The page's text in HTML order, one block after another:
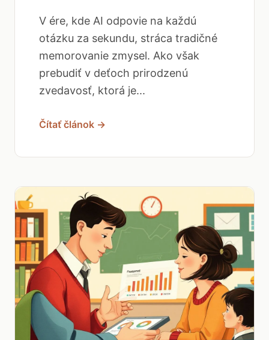
V ére, kde AI odpovie na každú
otázku za sekundu, stráca tradičné
memorovanie zmysel. Ako však
prebudiť v deťoch prirodzenú
zvedavosť, ktorá je...
Čítať článok →